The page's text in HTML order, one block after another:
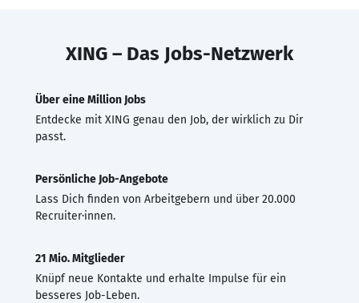
XING – Das Jobs-Netzwerk
Über eine Million Jobs
Entdecke mit XING genau den Job, der wirklich zu Dir
passt.
Persönliche Job-Angebote
Lass Dich finden von Arbeitgebern und über 20.000
Recruiter·innen.
21 Mio. Mitglieder
Knüpf neue Kontakte und erhalte Impulse für ein
besseres Job-Leben.